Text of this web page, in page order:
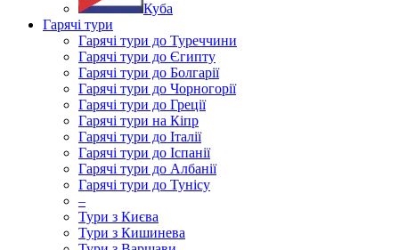
Куба
Гарячі тури
Гарячі тури до Туреччини
Гарячі тури до Єгипту
Гарячі тури до Болгарії
Гарячі тури до Чорногорії
Гарячі тури до Греції
Гарячі тури на Кіпр
Гарячі тури до Італії
Гарячі тури до Іспанії
Гарячі тури до Албанії
Гарячі тури до Тунісу
–
Тури з Києва
Тури з Кишинева